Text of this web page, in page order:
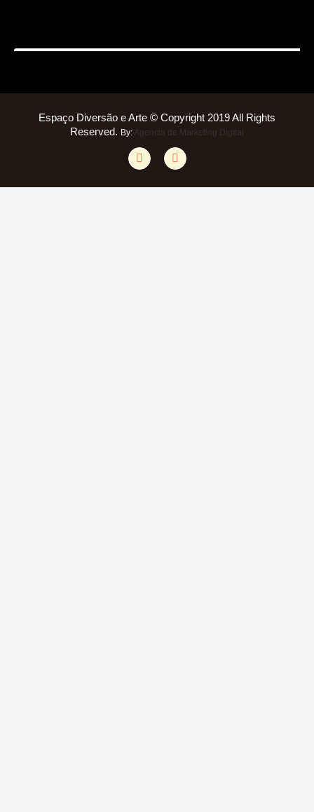
Espaço Diversão e Arte © Copyright 2019 All Rights
Reserved. By: Agencia de Marketing Digital